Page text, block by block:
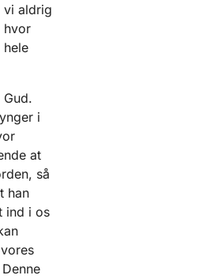
vi aldrig
hvor
i
at
så
han
ind i os